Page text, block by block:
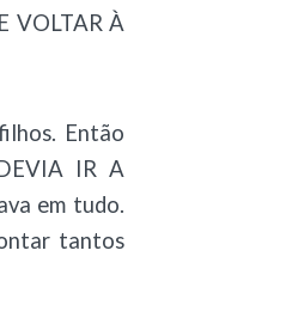
VOLTAR À
Então
IR A
em tudo.
tantos